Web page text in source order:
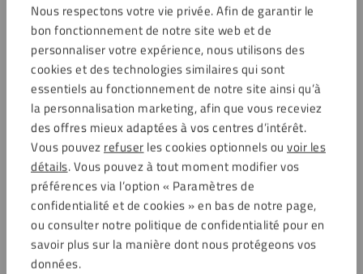
Nous respectons votre vie privée. Afin de garantir le
bon fonctionnement de notre site web et de
personnaliser votre expérience, nous utilisons des
cookies et des technologies similaires qui sont
essentiels au fonctionnement de notre site ainsi qu’à
la personnalisation marketing, afin que vous receviez
des offres mieux adaptées à vos centres d’intérêt.
Vous pouvez refuser les cookies optionnels ou voir les
détails. Vous pouvez à tout moment modifier vos
préférences via l’option « Paramètres de
confidentialité et de cookies » en bas de notre page,
ou consulter notre politique de confidentialité pour en
savoir plus sur la manière dont nous protégeons vos
données.